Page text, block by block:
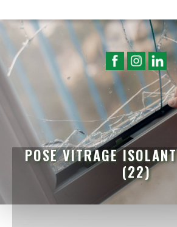
POSE VITRAGE
(22)